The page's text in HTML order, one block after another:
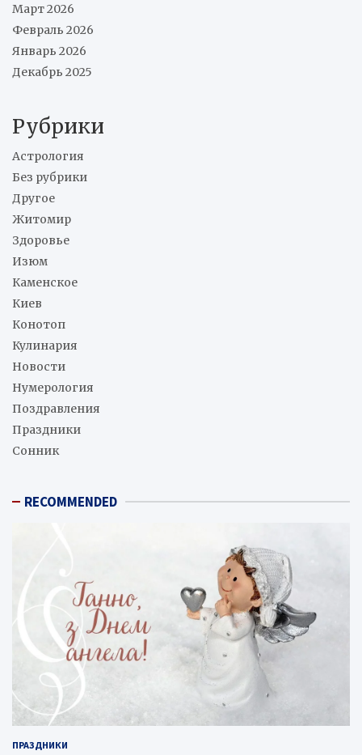
Март 2026
Февраль 2026
Январь 2026
Декабрь 2025
Рубрики
Астрология
Без рубрики
Другое
Житомир
Здоровье
Изюм
Каменское
Киев
Конотоп
Кулинария
Новости
Нумерология
Поздравления
Праздники
Сонник
RECOMMENDED
ПРАЗДНИКИ